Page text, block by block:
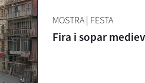
MOSTRA | FESTA
Fira i sopar